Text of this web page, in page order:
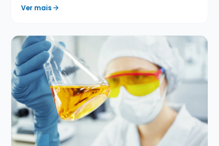
Ver mais